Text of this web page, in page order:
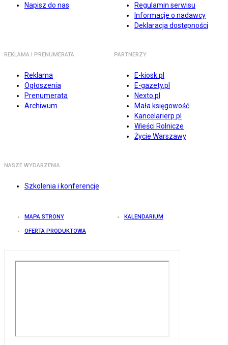
Napisz do nas
Regulamin serwisu
Informacje o nadawcy
Deklaracja dostępności
REKLAMA I PRENUMERATA
Reklama
Ogłoszenia
Prenumerata
Archiwum
PARTNERZY
E-kiosk.pl
E-gazety.pl
Nexto.pl
Mała księgowość
Kancelarierp.pl
Wieści Rolnicze
Życie Warszawy
NASZE WYDARZENIA
Szkolenia i konferencje
MAPA STRONY KALENDARIUM
OFERTA PRODUKTOWA